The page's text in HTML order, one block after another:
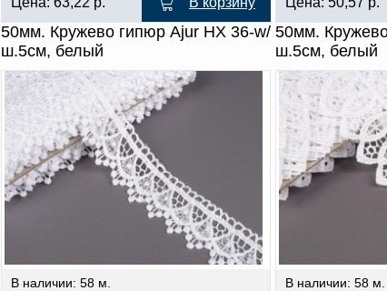
50мм. Кружево гипюр Ajur HX 36-w/
ш.5см, белый
В наличии: 58 м.
50мм.
ш.5см, белый
В наличии: 58 м.